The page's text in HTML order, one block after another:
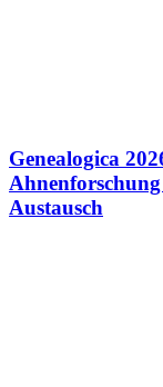
Genealogica
Austausch